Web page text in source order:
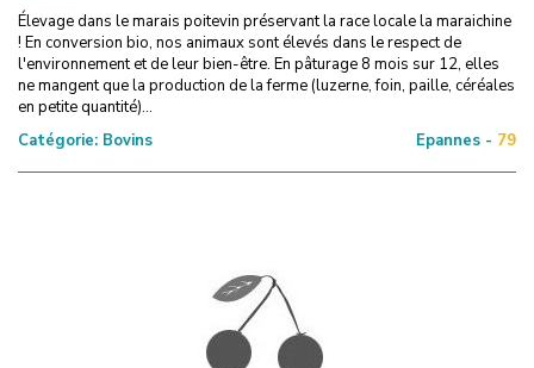
Élevage dans le marais poitevin préservant la race locale la maraichine
! En conversion bio, nos animaux sont élevés dans le respect de
l'environnement et de leur bien-être. En pâturage 8 mois sur 12, elles
ne mangent que la production de la ferme (luzerne, foin, paille, céréales
en petite quantité)...
Catégorie: Bovins Epannes - 79